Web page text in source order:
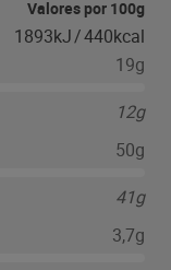
Valores por 100g
1893kJ/440kcal
19g
12g
50g
41g
3,7g